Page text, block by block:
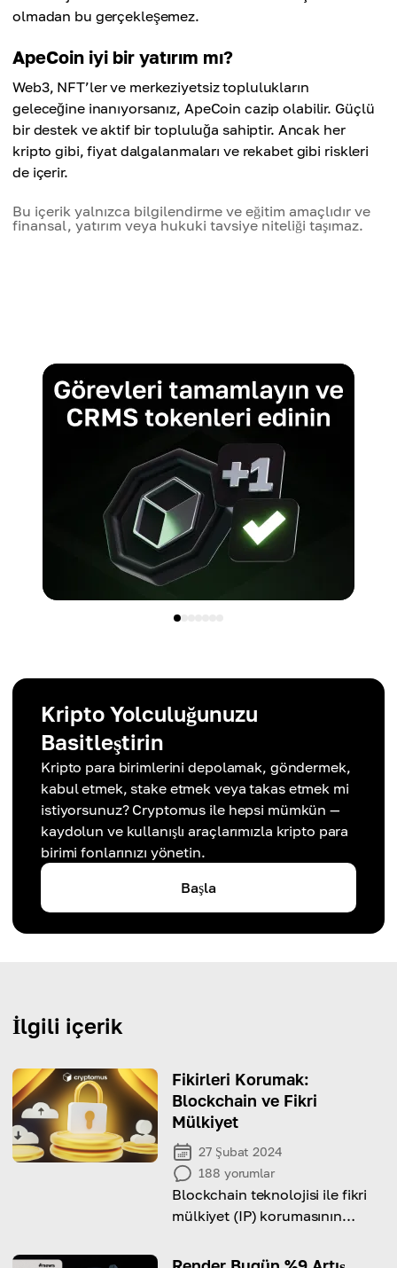
olmadan bu gerçekleşemez.
ApeCoin iyi bir yatırım mı?
Web3, NFT’ler ve merkeziyetsiz toplulukların
geleceğine inanıyorsanız, ApeCoin cazip olabilir. Güçlü
bir destek ve aktif bir topluluğa sahiptir. Ancak her
kripto gibi, fiyat dalgalanmaları ve rekabet gibi riskleri
de içerir.
Bu içerik yalnızca bilgilendirme ve eğitim amaçlıdır ve
finansal, yatırım veya hukuki tavsiye niteliği taşımaz.
Kripto Yolculuğunuzu
Basitleştirin
Kripto para birimlerini depolamak, göndermek,
kabul etmek, stake etmek veya takas etmek mi
istiyorsunuz? Cryptomus ile hepsi mümkün —
kaydolun ve kullanışlı araçlarımızla kripto para
birimi fonlarınızı yönetin.
Başla
İlgili içerik
Fikirleri Korumak:
Blockchain ve Fikri
Mülkiyet
27 Şubat 2024
188 yorumlar
Blockchain teknolojisi ile fikri
mülkiyet (IP) korumasının
mülkiyeti nasıl koruyabileceği